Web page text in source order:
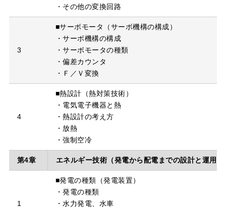
・その他の変換回路
3
■サーボモータ（サーボ機構の構成）
・サーボ機構の構成
・サーボモータの種類
・偏差カウンタ
・Ｆ／Ｖ変換
4
■熱設計（熱対策技術）
・電気電子機器と熱
・熱設計の考え方
・放熱
・強制空冷
第4章 エネルギー技術（発電から配電までの設計と運用）
1
■発電の種類（発電装置）
・発電の種類
・水力発電、水車